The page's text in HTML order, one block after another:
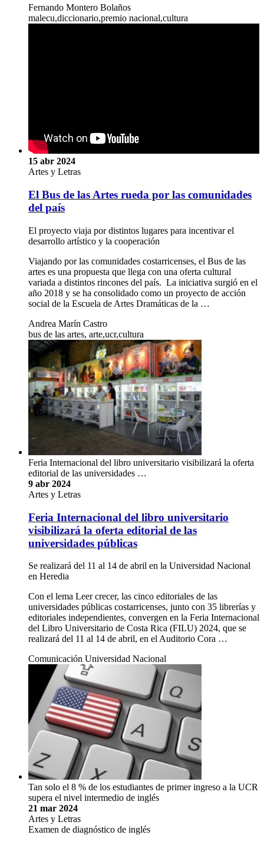
Fernando Montero Bolaños
malecu,diccionario,premio nacional,cultura
15 abr 2024
Artes y Letras
El Bus de las Artes rueda por las comunidades
del país
El proyecto viaja por distintos lugares para incentivar el
desarrollo artístico y la cooperación
Viajando por las comunidades costarricenses, el Bus de las
artes es una propuesta que llega con una oferta cultural
variada a distintos rincones del país. La iniciativa surgió en el
año 2018 y se ha consolidado como un proyecto de acción
social de la Escuela de Artes Dramáticas de la …
Andrea Marín Castro
bus de las artes, arte,ucr,cultura
Feria Internacional del libro universitario visibilizará la oferta
editorial de las universidades …
9 abr 2024
Artes y Letras
Feria Internacional del libro universitario
visibilizará la oferta editorial de las
universidades públicas
Se realizará del 11 al 14 de abril en la Universidad Nacional
en Heredia
Con el lema Leer crecer, las cinco editoriales de las
universidades públicas costarricenses, junto con 35 librerías y
editoriales independientes, convergen en la Feria Internacional
del Libro Universitario de Costa Rica (FILU) 2024, que se
realizará del 11 al 14 de abril, en el Auditorio Cora …
Comunicación Universidad Nacional
Tan solo el 8 % de los estudiantes de primer ingreso a la UCR
supera el nivel intermedio de inglés
21 mar 2024
Artes y Letras
Examen de diagnóstico de inglés